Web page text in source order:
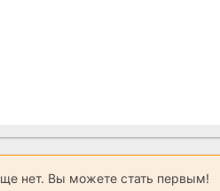
нет. Вы можете стать первым!